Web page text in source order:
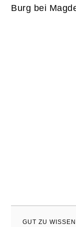
Burg bei
GUT ZU WISSEN